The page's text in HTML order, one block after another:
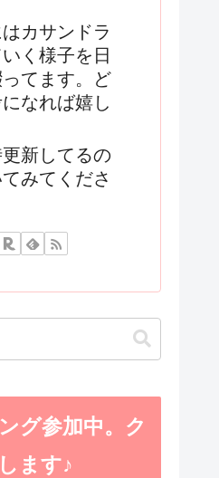
カサンドラ
く様子を日
てます。ど
なれば嬉し
新してるの
みてくださ
グ参加中。ク
ます♪